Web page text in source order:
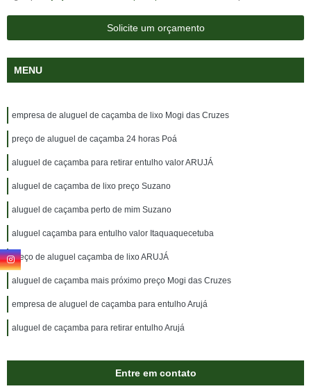
Solicite um orçamento
MENU
empresa de aluguel de caçamba de lixo Mogi das Cruzes
preço de aluguel de caçamba 24 horas Poá
aluguel de caçamba para retirar entulho valor ARUJÁ
aluguel de caçamba de lixo preço Suzano
aluguel de caçamba perto de mim Suzano
aluguel caçamba para entulho valor Itaquaquecetuba
preço de aluguel caçamba de lixo ARUJÁ
aluguel de caçamba mais próximo preço Mogi das Cruzes
empresa de aluguel de caçamba para entulho Arujá
aluguel de caçamba para retirar entulho Arujá
Entre em contato